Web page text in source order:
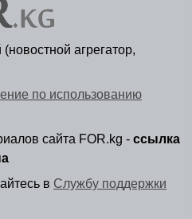
агрегатор,
по использованию
сайта FOR.kg - ссылка
в Службу поддержки